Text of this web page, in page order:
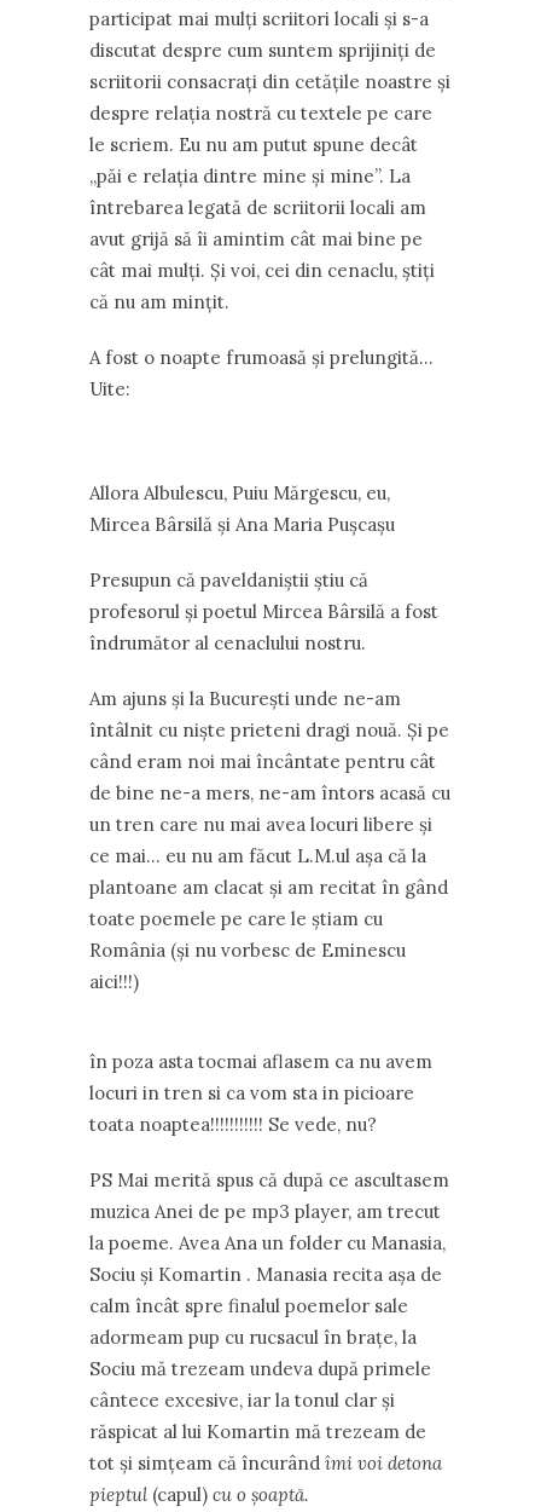
participat mai mulţi scriitori locali şi s-a
discutat despre cum suntem sprijiniţi de
scriitorii consacraţi din cetăţile noastre şi
despre relaţia nostră cu textele pe care
le scriem. Eu nu am putut spune decât
„păi e relaţia dintre mine şi mine”. La
întrebarea legată de scriitorii locali am
avut grijă să îi amintim cât mai bine pe
cât mai mulţi. Şi voi, cei din cenaclu, ştiţi
că nu am minţit.
A fost o noapte frumoasă şi prelungită…
Uite:
Allora Albulescu, Puiu Mărgescu, eu,
Mircea Bârsilă şi Ana Maria Puşcaşu
Presupun că paveldaniştii ştiu că
profesorul şi poetul Mircea Bârsilă a fost
îndrumător al cenaclului nostru.
Am ajuns şi la Bucureşti unde ne-am
întâlnit cu nişte prieteni dragi nouă. Şi pe
când eram noi mai încântate pentru cât
de bine ne-a mers, ne-am întors acasă cu
un tren care nu mai avea locuri libere şi
ce mai… eu nu am făcut L.M.ul aşa că la
plantoane am clacat şi am recitat în gând
toate poemele pe care le ştiam cu
România (şi nu vorbesc de Eminescu
aici!!!)
în poza asta tocmai aflasem ca nu avem
locuri in tren si ca vom sta in picioare
toata noaptea!!!!!!!!!!! Se vede, nu?
PS Mai merită spus că după ce ascultasem
muzica Anei de pe mp3 player, am trecut
la poeme. Avea Ana un folder cu Manasia,
Sociu şi Komartin . Manasia recita aşa de
calm încât spre finalul poemelor sale
adormeam pup cu rucsacul în braţe, la
Sociu mă trezeam undeva după primele
cântece excesive, iar la tonul clar şi
răspicat al lui Komartin mă trezeam de
tot şi simţeam că încurând îmi voi detona
pieptul (capul) cu o şoaptă.